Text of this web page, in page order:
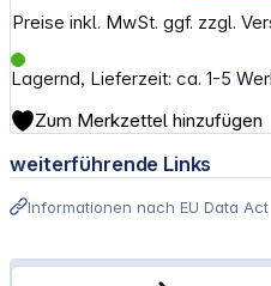
Preise inkl. MwSt. ggf. zzgl.
Lagernd, Lieferzeit: ca. 1-5
Zum Merkzettel hinzufügen
weiterführende Links
Informationen nach EU Data Act